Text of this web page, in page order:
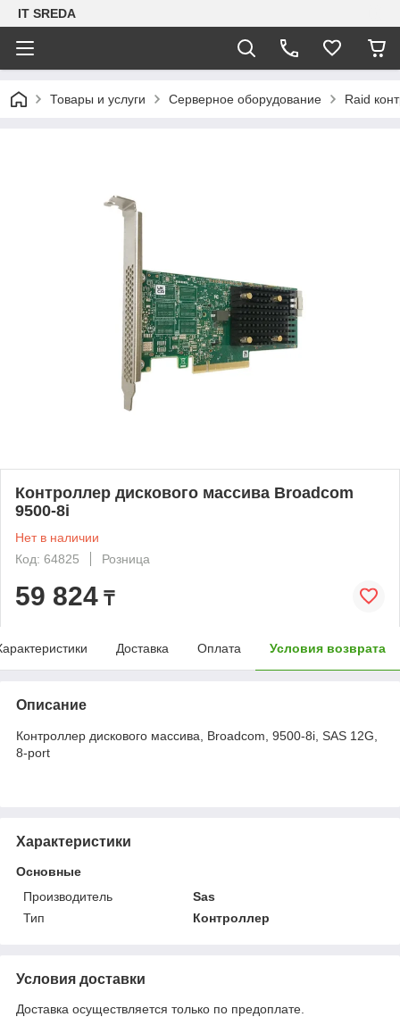
IT SREDA
Товары и услуги Серверное оборудование Raid
Контроллер дискового массива Broadcom
9500-8i
Нет в наличии
Код: 64825
Розница
59 824 ₸
Доставка Оплата Условия возврата
Описание
Контроллер дискового массива, Broadcom, 9500-8i, SAS 12G,
8-port
Характеристики
Основные
Производитель
Sas
Тип
Контроллер
Условия доставки
Доставка осуществляется только по предоплате.